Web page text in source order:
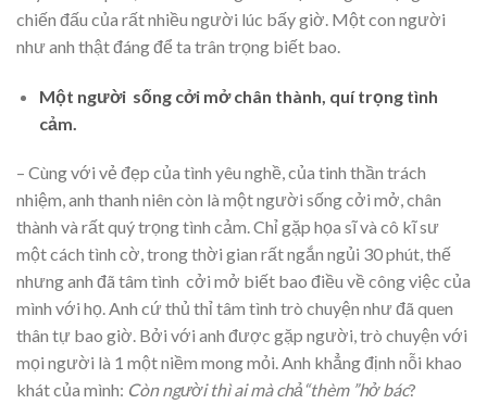
chiến đấu của rất nhiều người lúc bấy giờ. Một con người
như anh thật đáng để ta trân trọng biết bao.
Một người sống cởi mở chân thành, quí trọng tình
cảm.
– Cùng với vẻ đẹp của tình yêu nghề, của tinh thần trách
nhiệm, anh thanh niên còn là một người sống cởi mở, chân
thành và rất quý trọng tình cảm. Chỉ gặp họa sĩ và cô kĩ sư
một cách tình cờ, trong thời gian rất ngắn ngủi 30 phút, thế
nhưng anh đã tâm tình cởi mở biết bao điều về công việc của
mình với họ. Anh cứ thủ thỉ tâm tình trò chuyện như đã quen
thân tự bao giờ. Bởi với anh được gặp người, trò chuyện với
mọi người là 1 một niềm mong mỏi. Anh khẳng định nỗi khao
khát của mình: Còn người thì ai mà chả“thèm ”hở bác?